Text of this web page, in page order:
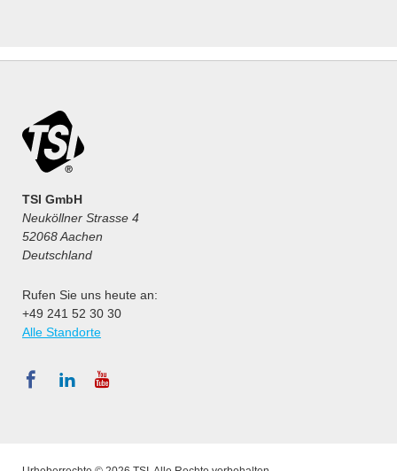
TSI GmbH
Neuköllner Strasse 4
52068 Aachen
Deutschland
Rufen Sie uns heute an:
+49 241 52 30 30
Alle Standorte